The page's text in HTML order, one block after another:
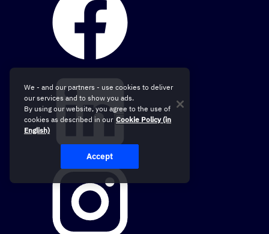
We - and our partners - use cookies to deliver
our services and to show you ads.
By using our website, you agree to the use of
cookies as described in our Cookie Policy (in
English)
Accept